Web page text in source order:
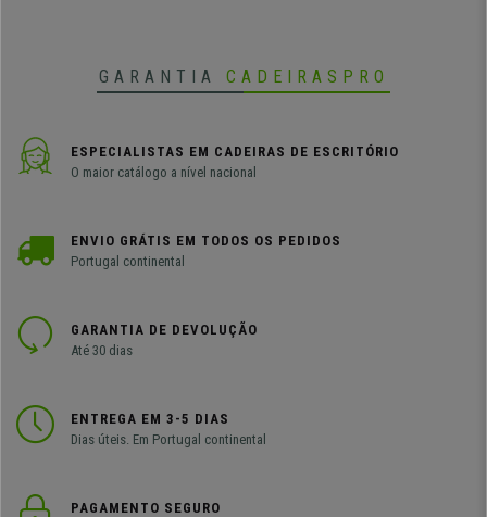
GARANTIA CADEIRASPRO
ESPECIALISTAS EM CADEIRAS DE ESCRITÓRIO
O maior catálogo a nível nacional
ENVIO GRÁTIS EM TODOS OS PEDIDOS
Portugal continental
GARANTIA DE DEVOLUÇÃO
Até 30 dias
ENTREGA EM 3-5 DIAS
Dias úteis. Em Portugal continental
PAGAMENTO SEGURO